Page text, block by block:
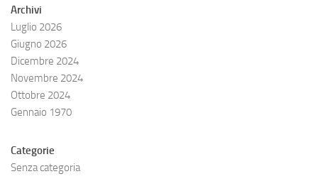
Archivi
Luglio 2026
Giugno 2026
Dicembre 2024
Novembre 2024
Ottobre 2024
Gennaio 1970
Categorie
Senza categoria